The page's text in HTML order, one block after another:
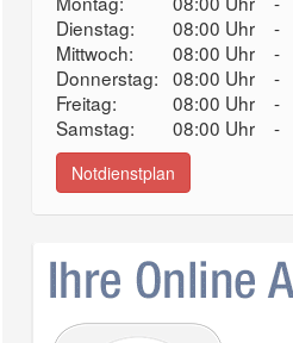
Dienstag:
08:00 Uhr -
Mittwoch:
08:00 Uhr -
Donnerstag: 08:00 Uhr -
Freitag:
08:00 Uhr -
Samstag:
08:00 Uhr -
Notdienstplan